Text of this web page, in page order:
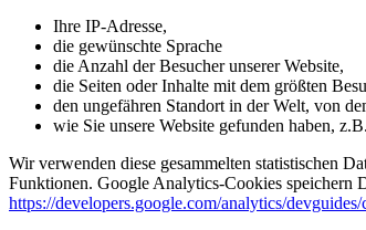
Ihre IP-Adresse,
die gewünschte Sprache
die Anzahl der Besucher unserer Website,
die Seiten oder Inhalte mit dem größten
den ungefähren Standort in der Welt, von
wie Sie unsere Website gefunden haben,
Wir verwenden diese gesammelten statistischen
Funktionen. Google Analytics-Cookies speichern
https://developers.google.com/analytics/